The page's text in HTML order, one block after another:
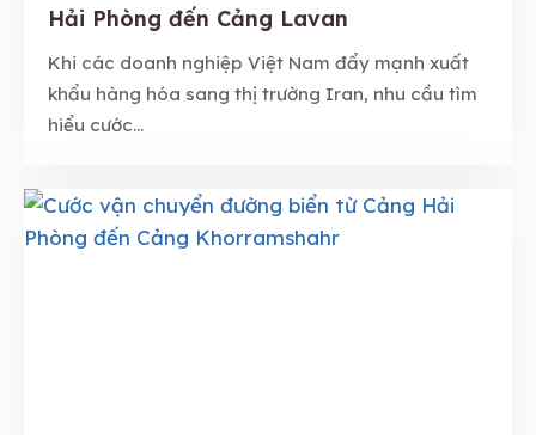
Hải Phòng đến Cảng Lavan
Khi các doanh nghiệp Việt Nam đẩy mạnh xuất
khẩu hàng hóa sang thị trường Iran, nhu cầu tìm
hiểu cước...